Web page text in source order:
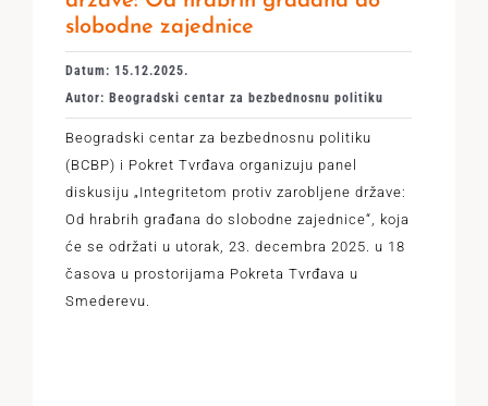
slobodne zajednice
Datum: 15.12.2025.
Autor: Beogradski centar za bezbednosnu politiku
Beogradski centar za bezbednosnu politiku
(BCBP) i Pokret Tvrđava organizuju panel
diskusiju „Integritetom protiv zarobljene države:
Od hrabrih građana do slobodne zajednice“, koja
će se održati u utorak, 23. decembra 2025. u 18
časova u prostorijama Pokreta Tvrđava u
Smederevu.